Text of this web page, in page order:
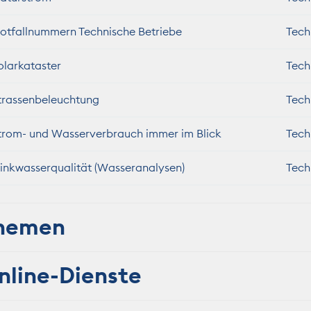
Technische Betriebe
und Wasserverbrauch immer im Blick
(Wasseranalysen)
Dienste